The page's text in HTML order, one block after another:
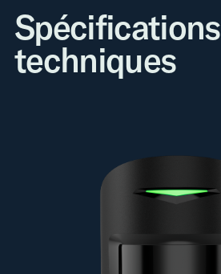
Spécifications
techniques